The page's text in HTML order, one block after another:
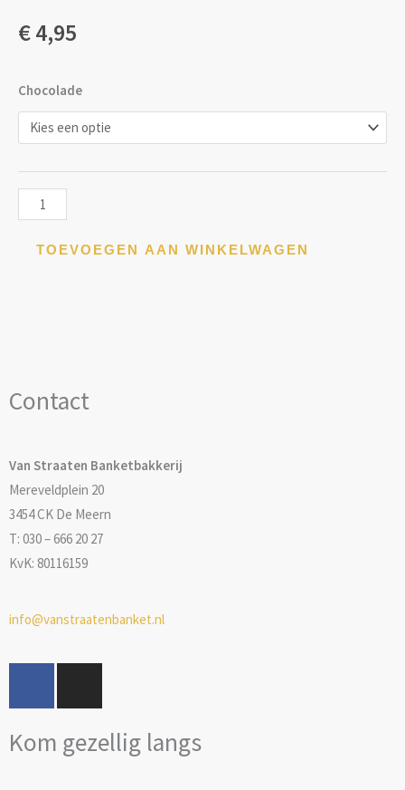
€4,95
Chocolade
Nougatblaadjes
aantal
TOEVOEGEN AAN WINKELWAGEN
Contact
Van Straaten Banketbakkerij
Mereveldplein 20
3454 CK De Meern
T: 030 – 666 20 27
KvK: 80116159
info@vanstraatenbanket.nl
F
c
e
I
s
t
Kom gezellig langs